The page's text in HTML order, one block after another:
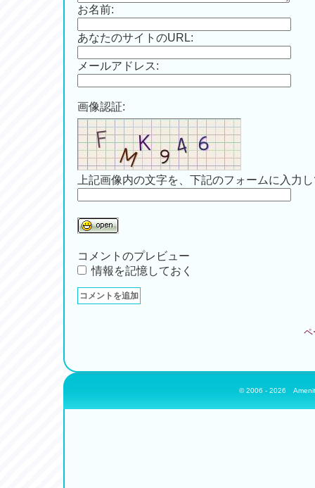
お名前:
あなたのサイトのURL:
メールアドレス:
画像認証:
上記画像内の文字を、下記のフォームに入力
コメントのプレビュー
情報を記憶しておく
ペ
© 2006 - 2026